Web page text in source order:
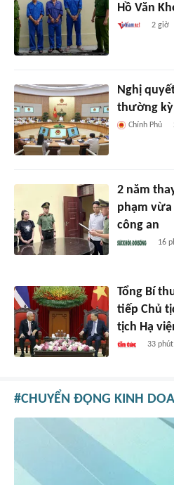
Hồ Văn
2 giờ
Nghị
thường
Chính Phủ
2 năm
phạm vừa
công an
16
Tổng Bí
tiếp Chủ
tịch Hạ
33 phút
CHUYỂN ĐỘNG KINH